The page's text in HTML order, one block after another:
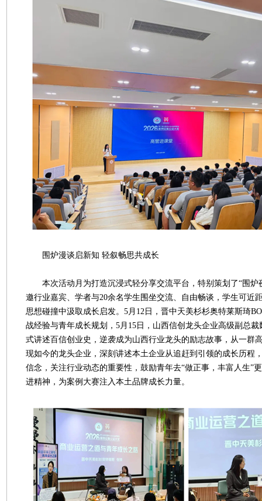
围炉漫谈启新知 轻叙畅思共成长
本次活动月为打造沉浸式轻分享交流平台，特别策划了“围炉
邀行业嘉宾、学者与20余名学生围坐交流、自由畅谈，学生可近
思想碰撞中汲取成长启发。5月12日，晋中天美杉杉奥特莱斯琦
战经验与青年成长规划，5月15日，山西信创龙头企业高级副总
式讲述百信创业史，逆袭成为山西行业龙头的励志故事，从一群
现如今的龙头企业，深刻讲述本土企业从追赶到引领的成长历程
信念，关注行业动态的重要性，鼓励青年去“做正事，丰富人生”
进精神，为案例大赛注入本土品牌成长力量。